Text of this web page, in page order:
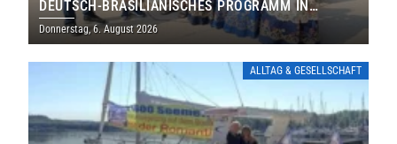
DEUTSCH-BRASILIANISCHES PROGRAMM IN
THOLEY
Donnerstag, 6. August 2026
ALLTAG & GESELLSCHAFT